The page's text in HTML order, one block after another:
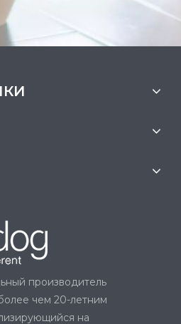
производитель
чем 20-летним
на